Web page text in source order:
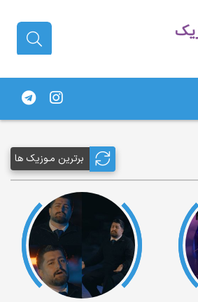
برترین مـوزیک ها